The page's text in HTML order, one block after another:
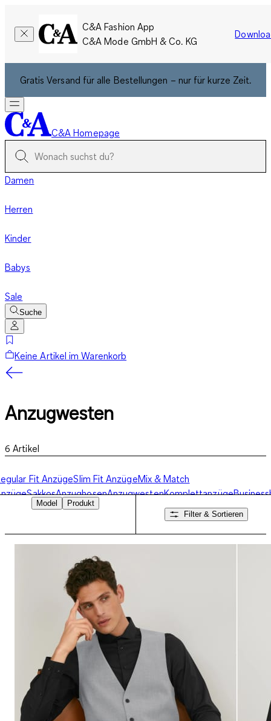
C&A Fashion App
C&A Mode GmbH & Co. KG
Gratis Versand für alle Bestellungen – nur für kurze Zeit.
C&A Homepage
Damen
Herren
Kinder
Babys
Sale
Suche
Keine Artikel im Warenkorb
Anzugwesten
6 Artikel
Fit AnzügeSlim Fit AnzügeMix & Match
SakkosAnzughosenAnzugwestenKomplettanzüge
Model
Produkt
Filter & Sortieren